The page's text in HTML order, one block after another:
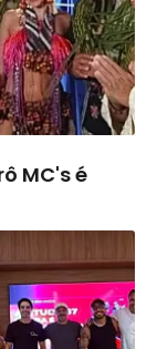
MC's é